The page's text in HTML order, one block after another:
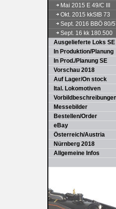
Mai 2015 E 49/C III
Okt. 2015 kkStB 73
Sept. 2016 BBÖ 80/
Sept. 16 kk 180.500
Ausgelieferte Loks SE
In Produktion/Planung
In Prod./Planung SE
Vorschau 2018
Auf Lager/On stock
Ital. Lokomotiven
Messebilder
Bestellen/Order
eBay
Österreich/Austria
Nürnberg 2018
Allgemeine Infos